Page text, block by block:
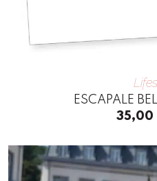
ESCAPALE
35,00